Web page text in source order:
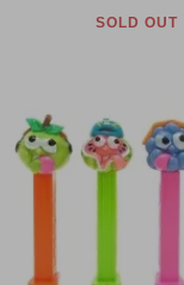
SOLD OUT